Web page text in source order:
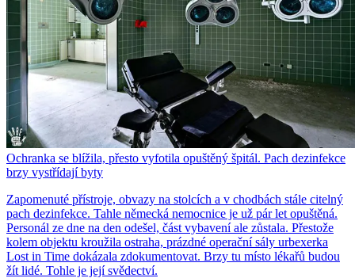
Ochranka se blížila, přesto vyfotila opuštěný špitál. Pach dezinfekce
brzy vystřídají byty
Zapomenuté přístroje, obvazy na stolcích a v chodbách stále citelný
pach dezinfekce. Tahle německá nemocnice je už pár let opuštěná.
Personál ze dne na den odešel, část vybavení ale zůstala. Přestože
kolem objektu kroužila ostraha, prázdné operační sály urbexerka
Lost in Time dokázala zdokumentovat. Brzy tu místo lékařů budou
žít lidé. Tohle je její svědectví.